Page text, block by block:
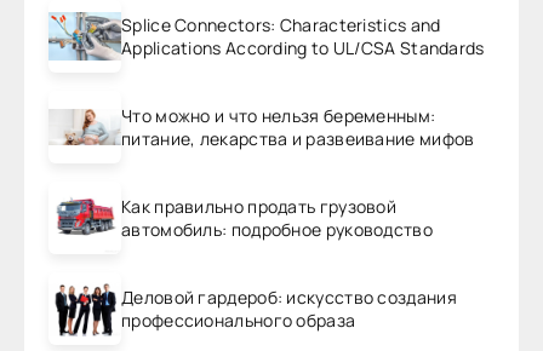
Splice Connectors: Characteristics and
Applications According to UL/CSA Standards
Что можно и что нельзя беременным:
питание, лекарства и развеивание мифов
Как правильно продать грузовой
автомобиль: подробное руководство
Деловой гардероб: искусство создания
профессионального образа